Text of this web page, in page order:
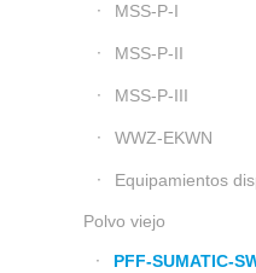
MSS-P-I
MSS-P-II
MSS-P-III
WWZ-EKWN
Equipamientos
Polvo viejo
PFF-SUMATIC-